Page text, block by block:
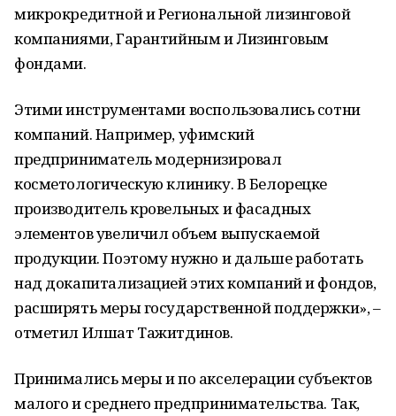
микрокредитной и Региональной лизинговой
компаниями, Гарантийным и Лизинговым
фондами.
Этими инструментами воспользовались сотни
компаний. Например, уфимский
предприниматель модернизировал
косметологическую клинику. В Белорецке
производитель кровельных и фасадных
элементов увеличил объем выпускаемой
продукции. Поэтому нужно и дальше работать
над докапитализацией этих компаний и фондов,
расширять меры государственной поддержки», –
отметил Илшат Тажитдинов.
Принимались меры и по акселерации субъектов
малого и среднего предпринимательства. Так,